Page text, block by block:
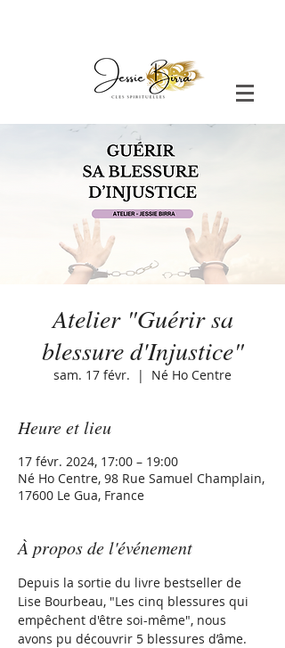
Atelier "Guérir sa
blessure d'Injustice"
sam. 17 févr.
  |
Né Ho Centre
Heure et lieu
17 févr. 2024, 17:00 – 19:00
Né Ho Centre, 98 Rue Samuel Champlain,
17600 Le Gua, France
À propos de l'événement
Depuis la sortie du livre bestseller de
Lise Bourbeau, "Les cinq blessures qui
empêchent d'être soi-même", nous
avons pu découvrir 5 blessures d’âme.